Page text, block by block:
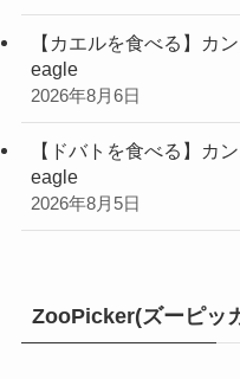
【カエルを食べる】カ
eagle
2026年8月6日
【ドバトを食べる】カ
eagle
2026年8月5日
ZooPicker(ズーピッ